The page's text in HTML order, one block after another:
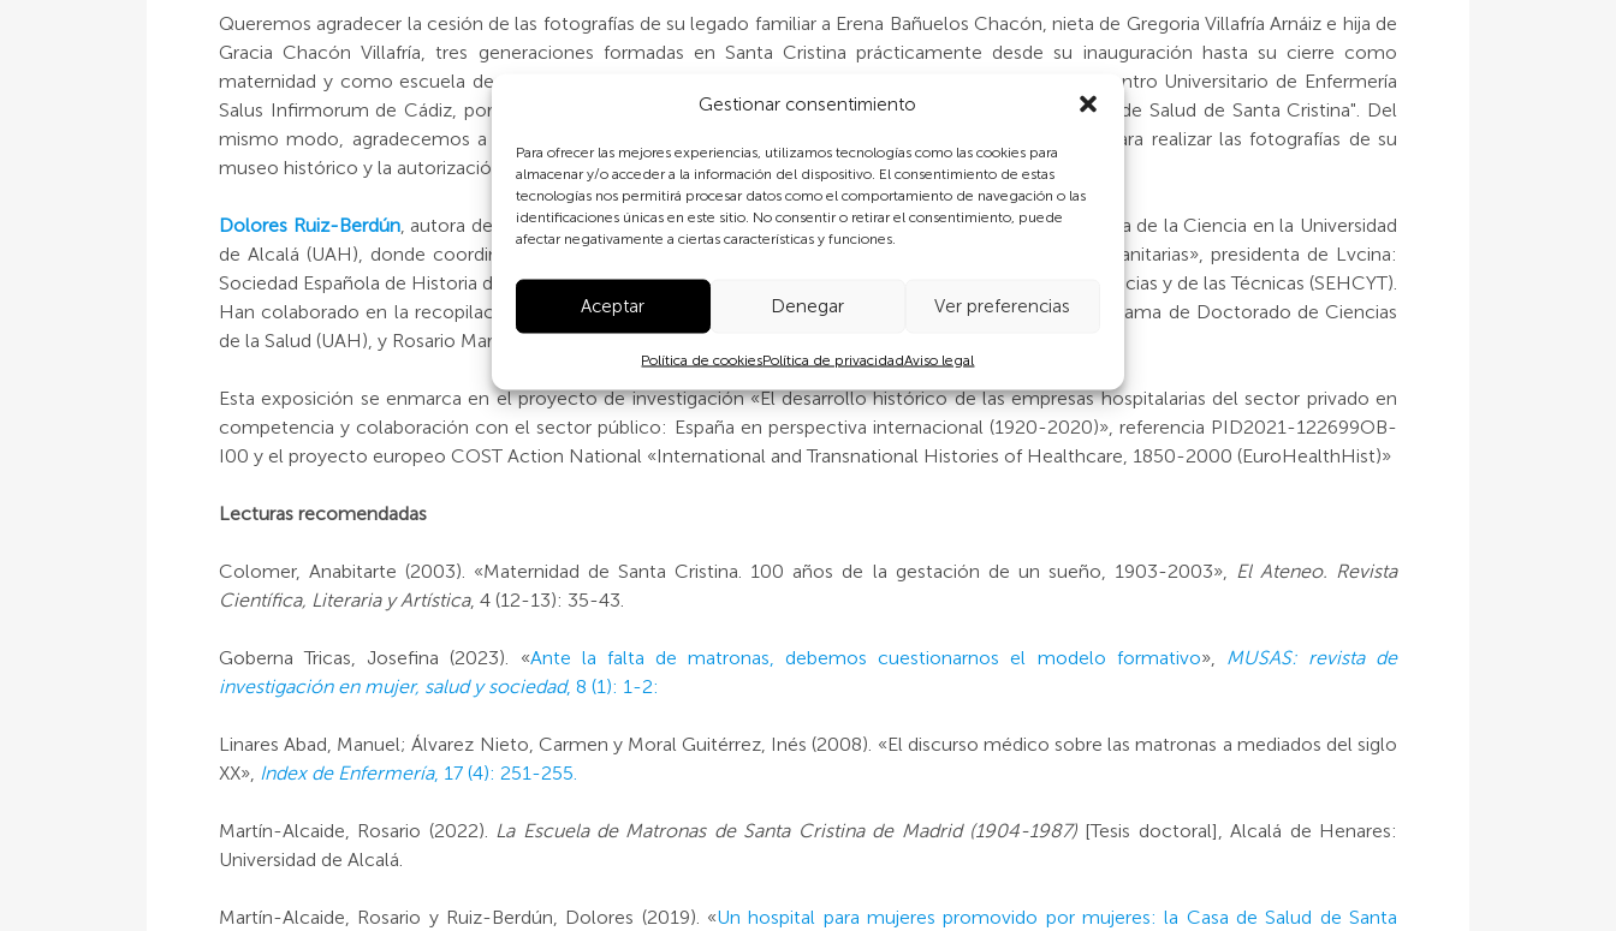
Gestionar consentimiento
Para ofrecer las mejores experiencias, utilizamos tecnologías como las cookies para
almacenar y/o acceder a la información del dispositivo. El consentimiento de estas
tecnologías nos permitirá procesar datos como el comportamiento de navegación o las
identificaciones únicas en este sitio. No consentir o retirar el consentimiento, puede
afectar negativamente a ciertas características y funciones.
Aceptar Denegar Ver preferencias
Política de cookiesPolítica de privacidadAviso legal
Queremos agradecer la cesión de las fotografías de su legado familiar a Erena Bañuelos Chacón, nieta de Gregoria Villafría Arnáiz e hija de
Gracia Chacón Villafría, tres generaciones formadas en Santa Cristina prácticamente desde su inauguración hasta su cierre como
maternidad y como escuela de matronas, así como a Francisco Glicerio Conde Mora, profesor del Centro Universitario de Enfermería
Salus Infirmorum de Cádiz, por la cesión del original que ilustra el texto "La primera piedra de la Casa de Salud de Santa Cristina". Del
mismo modo, agradecemos a la gerencia del Hospital Universitario de Santa Cristina las facilidades para realizar las fotografías de su
museo histórico y la autorización para utilizarlas en esta exposición.
Dolores Ruiz-Berdún, autora de los textos y organizadora de la exposición, es profesora titular de Historia de la Ciencia en la Universidad
de Alcalá (UAH), donde coordina el grupo de investigación «Historia y divulgación de las Ciencias Biosanitarias», presidenta de Lvcina:
Sociedad Española de Historia del Nacimiento y secretaria de la Sociedad Española de Historia de las Ciencias y de las Técnicas (SEHCYT).
Han colaborado en la recopilación de algunas imágenes Amparo Lujano Arenas, doctoranda en el Programa de Doctorado de Ciencias
de la Salud (UAH), y Rosario Martín Alcaide, doctora en Ciencias de la Salud (UAH).
Esta exposición se enmarca en el proyecto de investigación «El desarrollo histórico de las empresas hospitalarias del sector privado en
competencia y colaboración con el sector público: España en perspectiva internacional (1920-2020)», referencia PID2021-122699OB-
I00 y el proyecto europeo COST Action National «International and Transnational Histories of Healthcare, 1850-2000 (EuroHealthHist)»
Lecturas recomendadas
Colomer, Anabitarte (2003). «Maternidad de Santa Cristina. 100 años de la gestación de un sueño, 1903-2003», El Ateneo. Revista
Científica, Literaria y Artística, 4 (12-13): 35-43.
Goberna Tricas, Josefina (2023). «Ante la falta de matronas, debemos cuestionarnos el modelo formativo», MUSAS: revista de
investigación en mujer, salud y sociedad, 8 (1): 1-2:
Linares Abad, Manuel; Álvarez Nieto, Carmen y Moral Guitérrez, Inés (2008). «El discurso médico sobre las matronas a mediados del siglo
XX», Index de Enfermería, 17 (4): 251-255.
Martín-Alcaide, Rosario (2022). La Escuela de Matronas de Santa Cristina de Madrid (1904-1987)[Tesis doctoral], Alcalá de Henares:
Universidad de Alcalá.
Martín-Alcaide, Rosario y Ruiz-Berdún, Dolores (2019). «Un hospital para mujeres promovido por mujeres: la Casa de Salud de Santa